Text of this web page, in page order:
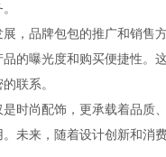
，品牌包包的推广和销售
的曝光度和购买便捷性。
联系。
时尚配饰，更承载着品质
未来，随着设计创新和消